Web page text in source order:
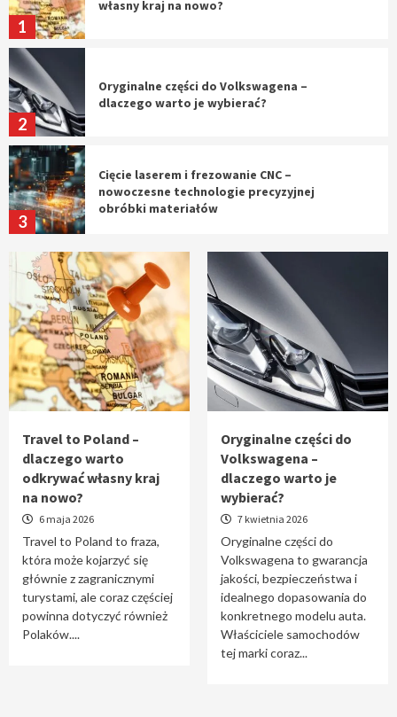
1
własny kraj na nowo?
2
Oryginalne części do Volkswagena –
dlaczego warto je wybierać?
3
Cięcie laserem i frezowanie CNC –
nowoczesne technologie precyzyjnej
obróbki materiałów
4
Czy sztuczna inteligencja wyprze pracę
geodety w przyszłości?
5
Tworzenie aplikacji internetowych – jak
powstają nowoczesne rozwiązania cyfrowe
1
Travel to Poland – dlaczego warto odkrywać
własny kraj na nowo?
2
Oryginalne części do Volkswagena –
dlaczego warto je wybierać?
Cięcie laserem i frezowanie CNC –
Travel to Poland –
dlaczego warto
odkrywać własny kraj
na nowo?
6 maja 2026
Travel to Poland to fraza,
która może kojarzyć się
głównie z zagranicznymi
turystami, ale coraz częściej
powinna dotyczyć również
Polaków....
Oryginalne części do
Volkswagena –
dlaczego warto je
wybierać?
7 kwietnia 2026
Oryginalne części do
Volkswagena to gwarancja
jakości, bezpieczeństwa i
idealnego dopasowania do
konkretnego modelu auta.
Właściciele samochodów
tej marki coraz...